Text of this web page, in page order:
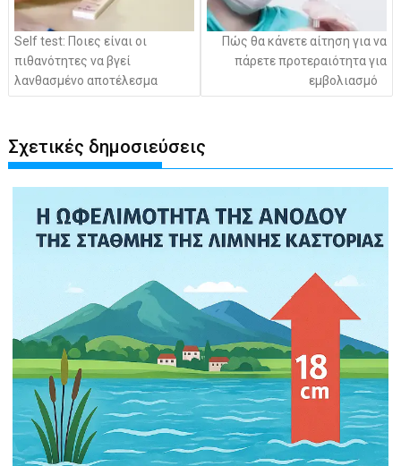
Self test: Ποιες είναι οι
πιθανότητες να βγεί
λανθασμένο αποτέλεσμα
Πώς θα κάνετε αίτηση για να
πάρετε προτεραιότητα για
εμβολιασμό
Σχετικές δημοσιεύσεις